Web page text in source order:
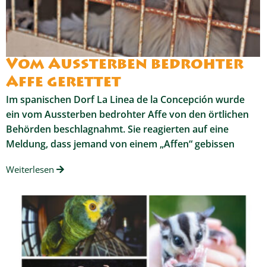
Vom Aussterben bedrohter
Affe gerettet
Im spanischen Dorf La Linea de la Concepción wurde
ein vom Aussterben bedrohter Affe von den örtlichen
Behörden beschlagnahmt. Sie reagierten auf eine
Meldung, dass jemand von einem „Affen“ gebissen
Weiterlesen